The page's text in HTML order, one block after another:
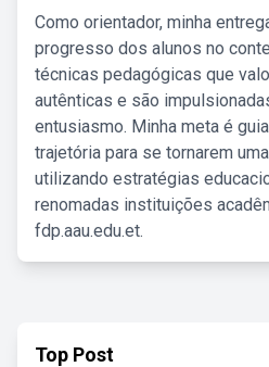
Como orientador, minha
progresso dos alunos no
técnicas pedagógicas que
autênticas e são
entusiasmo. Minha meta é
trajetória para se tornarem
utilizando estratégias
renomadas instituições
fdp.aau.edu.et.
Top Post